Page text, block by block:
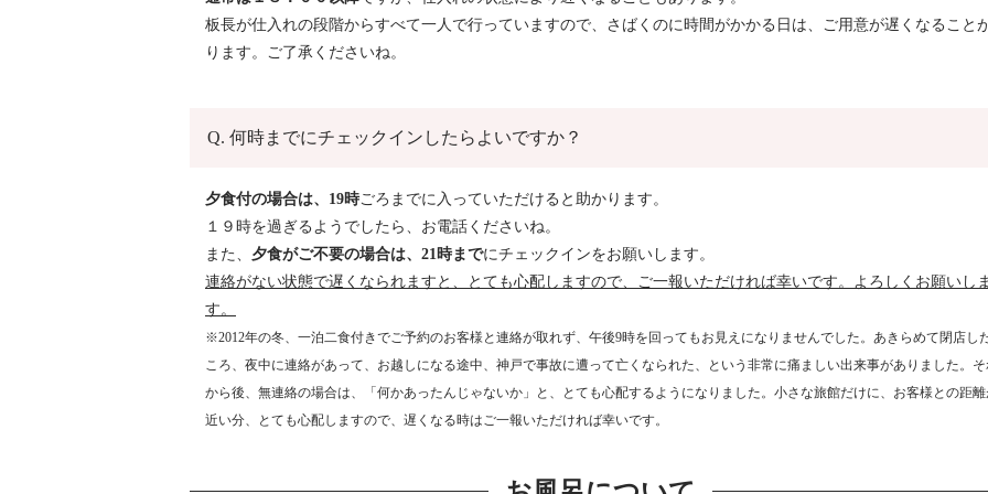
板長が仕入れの段階からすべて一人で行っていますので、さばくのに時間がかかる日は、ご用意が遅くなること
ります。ご了承くださいね。
Q. 何時までにチェックインしたらよいですか？
夕食付の場合は、19時ごろまでに入っていただけると助かります。
１９時を過ぎるようでしたら、お電話くださいね。
また、 夕食がご不要の場合は、21時までにチェックインをお願いします。
連絡がない状態で遅くなられますと、とても心配しますので、ご一報いただければ幸いです。よろしくお願いしま
す。
※2012年の冬、一泊二食付きでご予約のお客様と連絡が取れず、午後9時を回ってもお見えになりませんでした。あきらめて閉店し
ころ、夜中に連絡があって、お越しになる途中、神戸で事故に遭って亡くなられた、という非常に痛ましい出来事がありました。
から後、無連絡の場合は、「何かあったんじゃないか」と、とても心配するようになりました。小さな旅館だけに、お客様との距
近い分、とても心配しますので、遅くなる時はご一報いただければ幸いです。